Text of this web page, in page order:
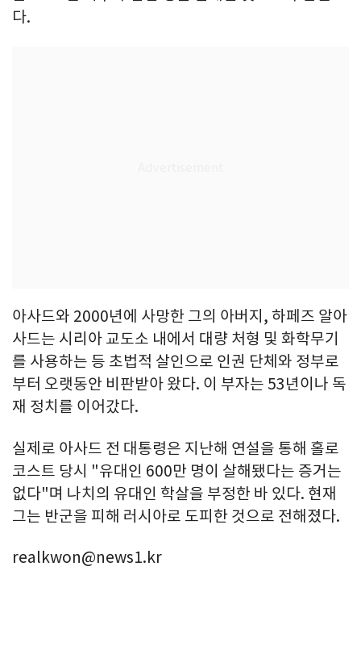
다.
아사드와 2000년에 사망한 그의 아버지, 하페즈 알아
사드는 시리아 교도소 내에서 대량 처형 및 화학무기
를 사용하는 등 초법적 살인으로 인권 단체와 정부로
부터 오랫동안 비판받아 왔다. 이 부자는 53년이나 독
재 정치를 이어갔다.
실제로 아사드 전 대통령은 지난해 연설을 통해 홀로
코스트 당시 "유대인 600만 명이 살해됐다는 증거는
없다"며 나치의 유대인 학살을 부정한 바 있다. 현재
그는 반군을 피해 러시아로 도피한 것으로 전해졌다.
realkwon@news1.kr